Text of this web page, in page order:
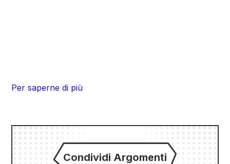
Per saperne di più
Condividi Argomenti